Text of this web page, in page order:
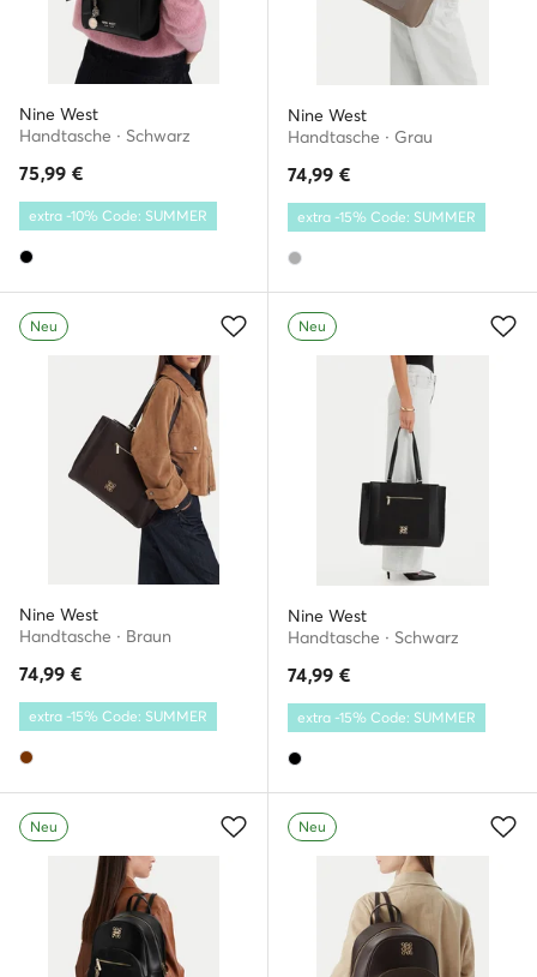
Nine West
Handtasche · Schwarz
75,99 €
extra -10% Code: SUMMER
Nine West
Handtasche · Grau
74,99 €
extra -15% Code: SUMMER
Neu
Nine West
Handtasche · Braun
74,99 €
extra -15% Code: SUMMER
Neu
Nine West
Handtasche · Schwarz
74,99 €
extra -15% Code: SUMMER
Neu Neu